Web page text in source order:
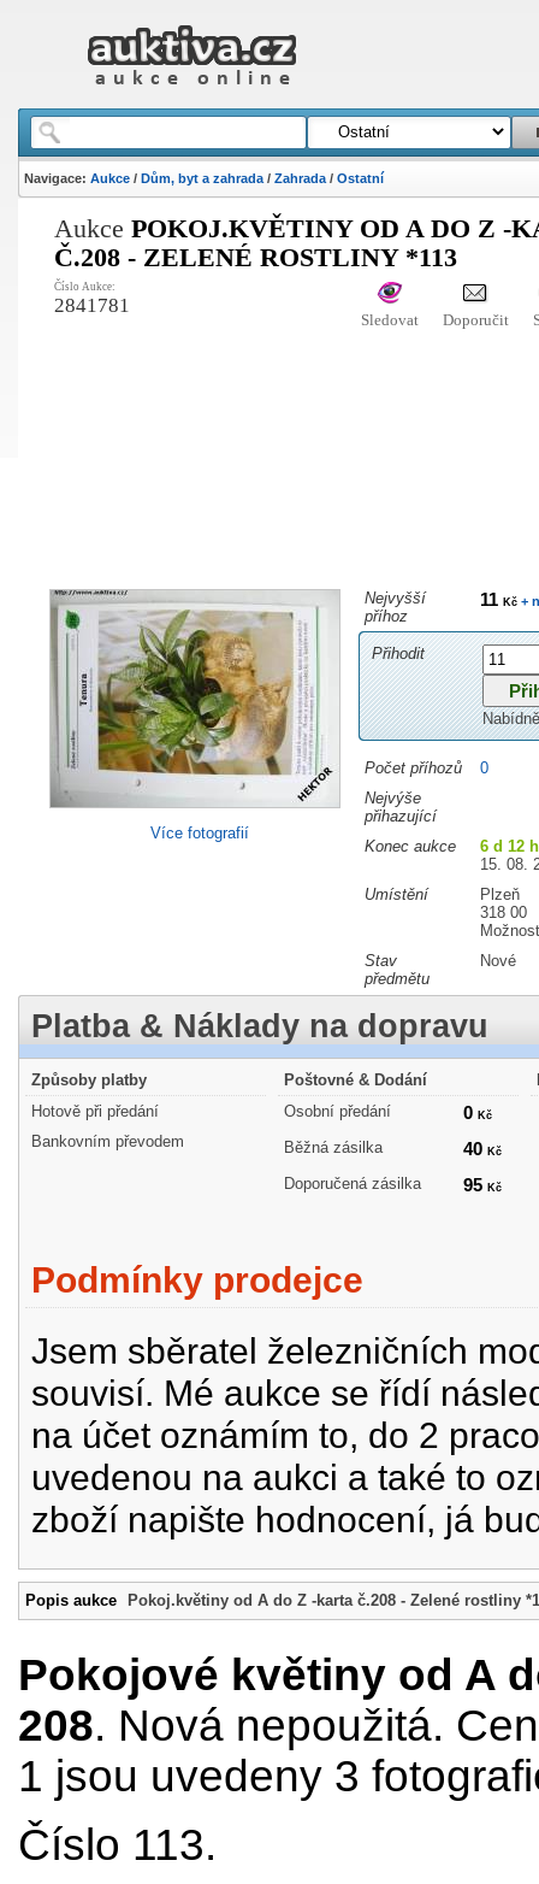
Navigace: Aukce/ Dům, byt a zahrada/ Zahrada/ Ostatní
Aukce POKOJ.KVĚTINY OD A DO Z -
Č.208 - ZELENÉ ROSTLINY *113
Číslo Aukce:
2841781
Sledovat Doporučit
Více fotografií
Nejvyšší
příhoz
11 Kč+
Přihodit
Počet příhozů
0
Nejvýše
přihazující
Konec aukce
6 d 12
15. 08.
Umístění
Plzeň
318 00
Stav
předmětu
Nové
Platba & Náklady na dopravu
Způsoby platby
Hotově při předání
Bankovním převodem
Poštovné & Dodání
Osobní předání
0 Kč
Běžná zásilka 40 Kč
Doporučená zásilka 95 Kč
Podmínky prodejce
Jsem sběratel železničních
souvisí. Mé aukce se řídí
na účet oznámím to, do 2
uvedenou na aukci a také to
zboží napište hodnocení, já
Popis aukce Pokoj.květiny od A do Z -karta č.208 - Zelené rostliny
Pokojové květiny od A
208. Nová nepoužitá.
1 jsou uvedeny 3
Číslo 113.